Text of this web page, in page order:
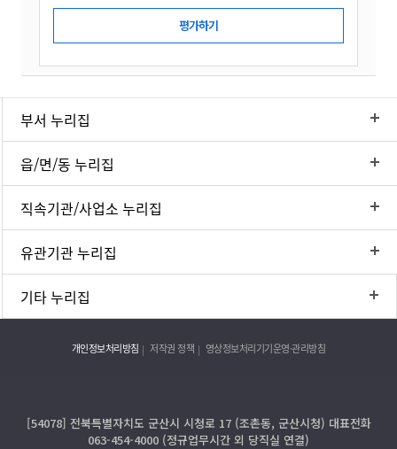
부서 누리집
읍/면/동 누리집
직속기관/사업소 누리집
유관기관 누리집
기타 누리집
개인정보처리방침 저작권 정책 영상정보처리기기운영·관리방침
[54078] 전북특별자치도 군산시 시청로 17 (조촌동, 군산시청) 대표전화
063-454-4000 (정규업무시간 외 당직실 연결)